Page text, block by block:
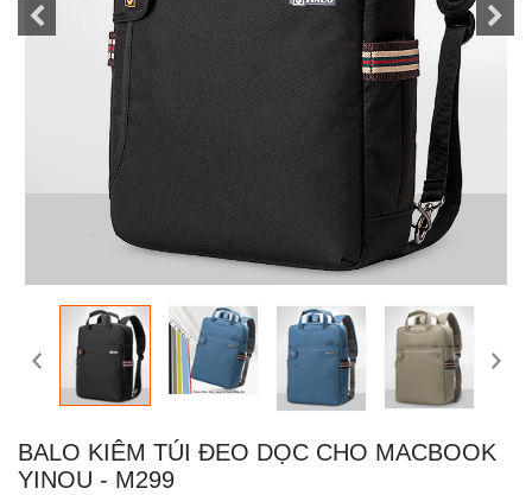
BALO KIÊM TÚI ĐEO DỌC CHO MACBOOK
YINOU - M299